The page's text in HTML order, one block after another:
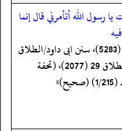
رسول الله أتأمرني قال إنما
«صحیح البخاری/الطلاق 16 (5283)، سنن ابی داود/الطلاق
19 (2231)، سنن ابن ماجہ/الطلاق 29 (2077)، (تحفة